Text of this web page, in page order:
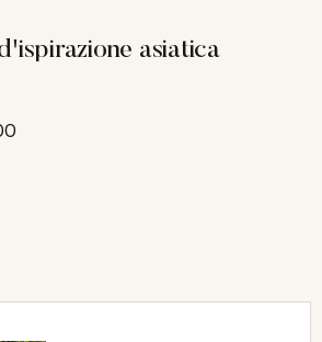
asiatica